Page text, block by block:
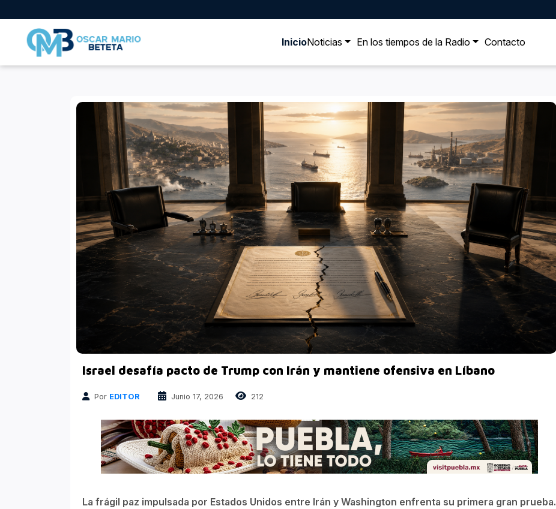
InicioNoticias En los tiempos de la Radio Contacto
Israel desafía pacto de Trump con Irán y mantiene ofensiva en Líbano
Por EDITOR Junio 17, 2026 212
La frágil paz impulsada por Estados Unidos entre Irán y Washington enfrenta su primera gran prueba.
Nacional
En los tiempos de la radio
Entrevistas
Internacional
Deportes
Columnas invitadas
Finanzas
Atrapados en las Redes
Columnas Político Financieras
Principales medios
Nacional